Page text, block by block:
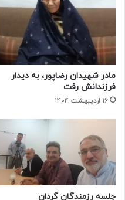
مادر شهیدان رضاپور، به دیدار
فرزندانش رفت
۱۶ اردیبهشت ۱۴۰۴
جلسه رزمندگان گردان